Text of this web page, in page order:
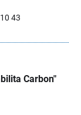
43
Carbon"